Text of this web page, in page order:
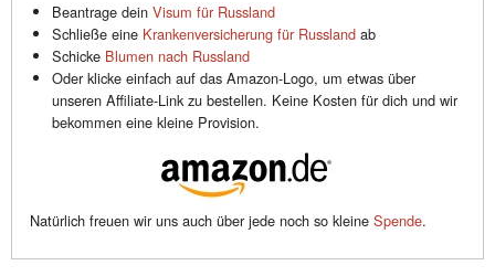
Beantrage dein Visum für Russland
Schließe eine Krankenversicherung für Russland ab
Schicke Blumen nach Russland
Oder klicke einfach auf das Amazon-Logo, um etwas über
unseren Affiliate-Link zu bestellen. Keine Kosten für dich und wir
bekommen eine kleine Provision.
Natürlich freuen wir uns auch über jede noch so kleine Spende.